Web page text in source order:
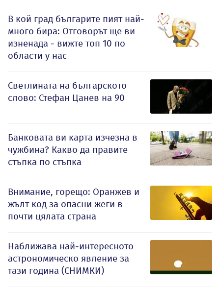
В кой град българите пият най-
много бира: Отговорът ще ви
изненада - вижте топ 10 по
области у нас
Светлината на българското
слово: Стефан Цанев на 90
Банковата ви карта изчезна в
чужбина? Какво да правите
стъпка по стъпка
Внимание, горещо: Оранжев и
жълт код за опасни жеги в
почти цялата страна
Наближава най-интересното
астрономическо явление за
тази година (СНИМКИ)